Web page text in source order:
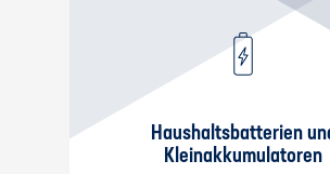
Haushaltsbatterien
Kleinakkumulatoren